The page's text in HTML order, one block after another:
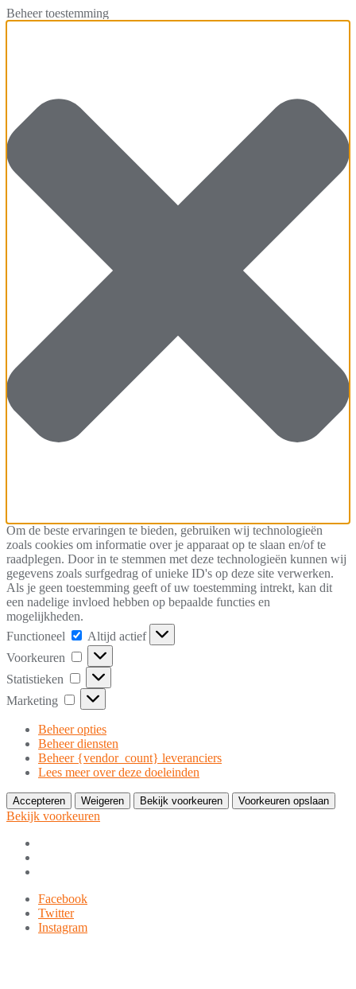
Beheer toestemming
Om de beste ervaringen te bieden, gebruiken wij technologieën
zoals cookies om informatie over je apparaat op te slaan en/of te
raadplegen. Door in te stemmen met deze technologieën kunnen wij
gegevens zoals surfgedrag of unieke ID's op deze site verwerken.
Als je geen toestemming geeft of uw toestemming intrekt, kan dit
een nadelige invloed hebben op bepaalde functies en
mogelijkheden.
Functioneel
Functioneel
Altijd actief
Voorkeuren
Voorkeuren
Statistieken Statistieken
Marketing Marketing
Beheer opties
Beheer diensten
Beheer {vendor_count} leveranciers
Lees meer over deze doeleinden
Accepteren Weigeren Bekijk voorkeuren Voorkeuren opslaan
Bekijk voorkeuren
naar
Facebook
Twitter
Instagram